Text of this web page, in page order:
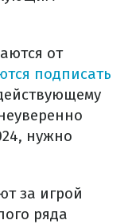
от
подписать
нужно
за игрой
ряда